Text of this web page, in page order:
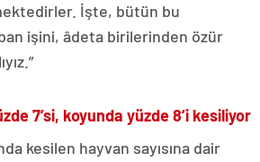
İşte, bütün bu
işini, âdeta birilerinden özür
7’si, koyunda yüzde 8’i kesiliyor
kesilen hayvan sayısına dair